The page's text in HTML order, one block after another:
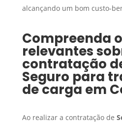
alcançando um bom custo-
Compreenda
relevantes
contratação
Seguro para
de carga em
Ao realizar a contratação de